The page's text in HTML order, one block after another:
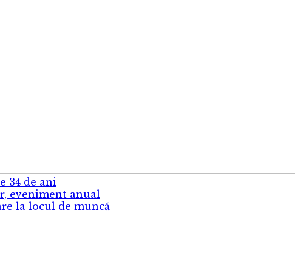
34 de ani
eveniment anual
la locul de muncă